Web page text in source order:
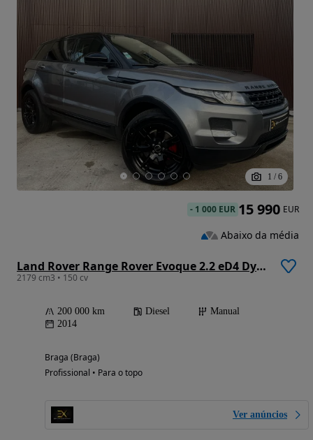
1 / 6
Land Rover Range Rover Evoque 2.2 eD4 Dynamic
2179 cm3 • 150 cv
200 000 km Diesel
Manual
2014
Braga (Braga)
Profissional • Para o topo
Ver anúncios
- 1 000 EUR 15 990 EUR
Abaixo da média